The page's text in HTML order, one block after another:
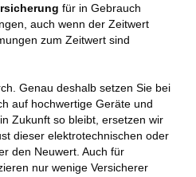
für in Gebrauch
auch wenn der Zeitwert
zum Zeitwert sind
Genau deshalb setzen Sie bei
auf hochwertige Geräte und
Zukunft so bleibt, ersetzen wir
dieser elektrotechnischen oder
den Neuwert. Auch für
nur wenige Versicherer